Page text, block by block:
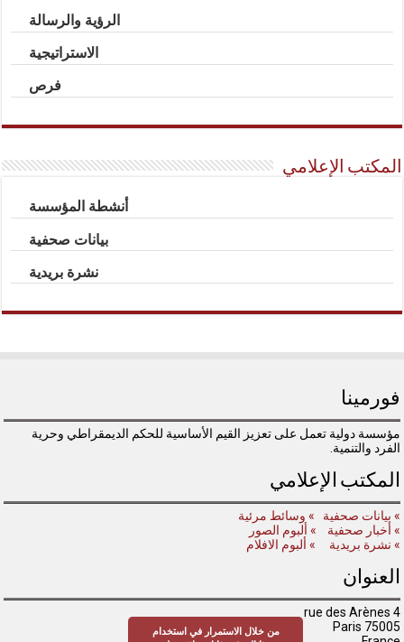
الرؤية والرسالة
الاستراتيجية
فرص
المكتب الإعلامي
أنشطة المؤسسة
بيانات صحفية
نشرة بريدية
فورمينا
مؤسسة دولية تعمل على تعزيز القيم الأساسية للحكم الديمقراطي وحرية
الفرد والتنمية.
المكتب الإعلامي
» بيانات صحفية
» وسائط مرئية
» أخبار صحفية
» ألبوم الصور
» نشرة بريدية
» ألبوم الافلام
العنوان
4 rue des Arènes
75005 Paris
من خلال الاستمرار في استخدام